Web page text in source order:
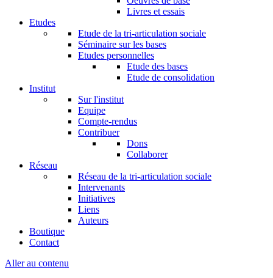
Livres et essais
Etudes
Etude de la tri-articulation sociale
Séminaire sur les bases
Etudes personnelles
Etude des bases
Etude de consolidation
Institut
Sur l'institut
Equipe
Compte-rendus
Contribuer
Dons
Collaborer
Réseau
Réseau de la tri-articulation sociale
Intervenants
Initiatives
Liens
Auteurs
Boutique
Contact
Aller au contenu